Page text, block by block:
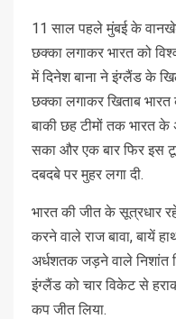
11 साल पहले मुंबई के
छक्का लगाकर भारत को
में दिनेश बाना ने इंग्लैंड के
छक्का लगाकर खिताब भारत
बाकी छह टीमों तक भारत के
सका और एक बार फिर इस
दबदबे पर मुहर लगा दी.
भारत की जीत के सूत्रधार
करने वाले राज बावा, बायें
अर्धशतक जड़ने वाले निशांत
इंग्लैंड को चार विकेट से
कप जीत लिया.